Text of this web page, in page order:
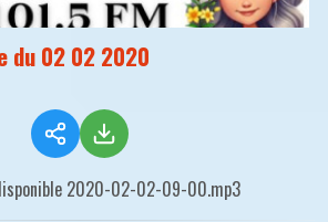
du 02 02 2020
2020-02-02-09-00.mp3